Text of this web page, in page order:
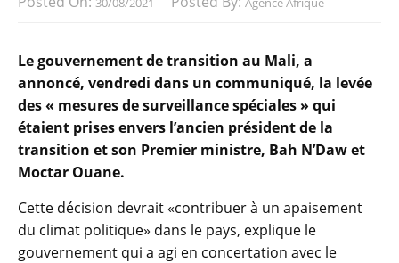
Le gouvernement de transition au Mali, a
annoncé, vendredi dans un communiqué, la levée
des « mesures de surveillance spéciales » qui
étaient prises envers l’ancien président de la
transition et son Premier ministre, Bah N’Daw et
Moctar Ouane.
Cette décision devrait «contribuer à un apaisement
du climat politique» dans le pays, explique le
gouvernement qui a agi en concertation avec le